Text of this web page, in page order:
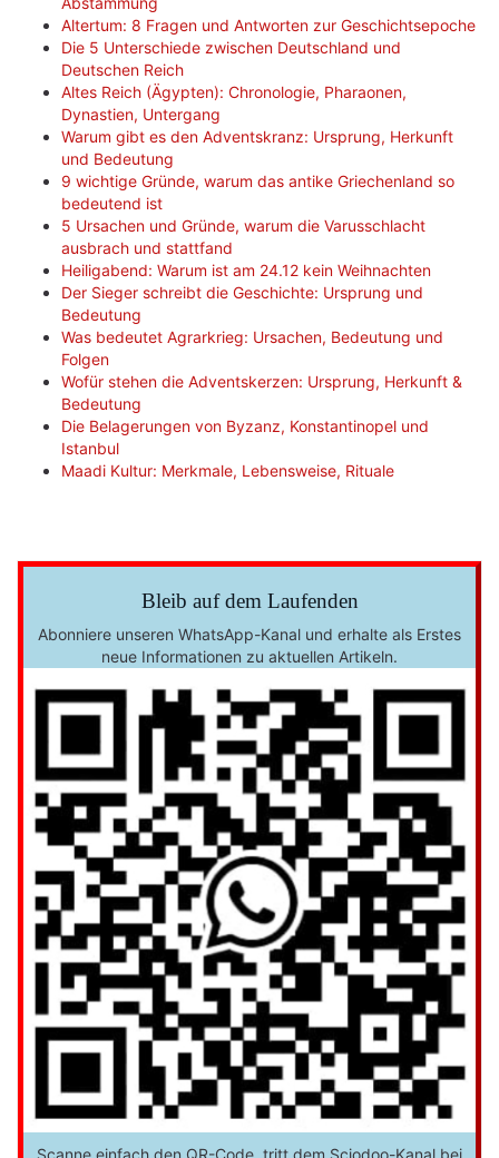
Altertum: 8 Fragen und Antworten zur Geschichtsepoche
Die 5 Unterschiede zwischen Deutschland und
Deutschen Reich
Altes Reich (Ägypten): Chronologie, Pharaonen,
Dynastien, Untergang
Warum gibt es den Adventskranz: Ursprung, Herkunft
und Bedeutung
9 wichtige Gründe, warum das antike Griechenland so
bedeutend ist
5 Ursachen und Gründe, warum die Varusschlacht
ausbrach und stattfand
Heiligabend: Warum ist am 24.12 kein Weihnachten
Der Sieger schreibt die Geschichte: Ursprung und
Bedeutung
Was bedeutet Agrarkrieg: Ursachen, Bedeutung und
Folgen
Wofür stehen die Adventskerzen: Ursprung, Herkunft &
Bedeutung
Die Belagerungen von Byzanz, Konstantinopel und
Istanbul
Maadi Kultur: Merkmale, Lebensweise, Rituale
Bleib auf dem Laufenden
Abonniere unseren WhatsApp-Kanal und erhalte als Erstes
neue Informationen zu aktuellen Artikeln.
Scanne einfach den QR-Code, tritt dem Sciodoo-Kanal bei